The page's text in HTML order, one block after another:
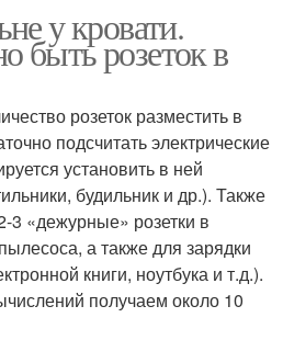
у кровати.
быть розеток в
розеток разместить в
подсчитать электрические
установить в ней
будильник и др.). Также
3 «дежурные» розетки в
а также для зарядки
книги, ноутбука и т.д.).
получаем около 10